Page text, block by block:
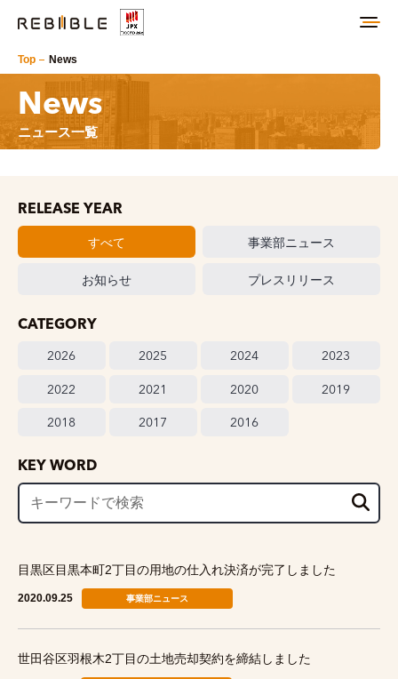
Top News
News
ニュース一覧
RELEASE YEAR
すべて 事業部ニュース
お知らせ プレスリリース
CATEGORY
2026 2025 2024 2023
2022 2021 2020 2019
2018 2017 2016
KEY WORD
2020.09.25 事業部ニュース
目黒区目黒本町2丁目の用地の仕入れ決済が完了しました
世田谷区羽根木2丁目の土地売却契約を締結しました